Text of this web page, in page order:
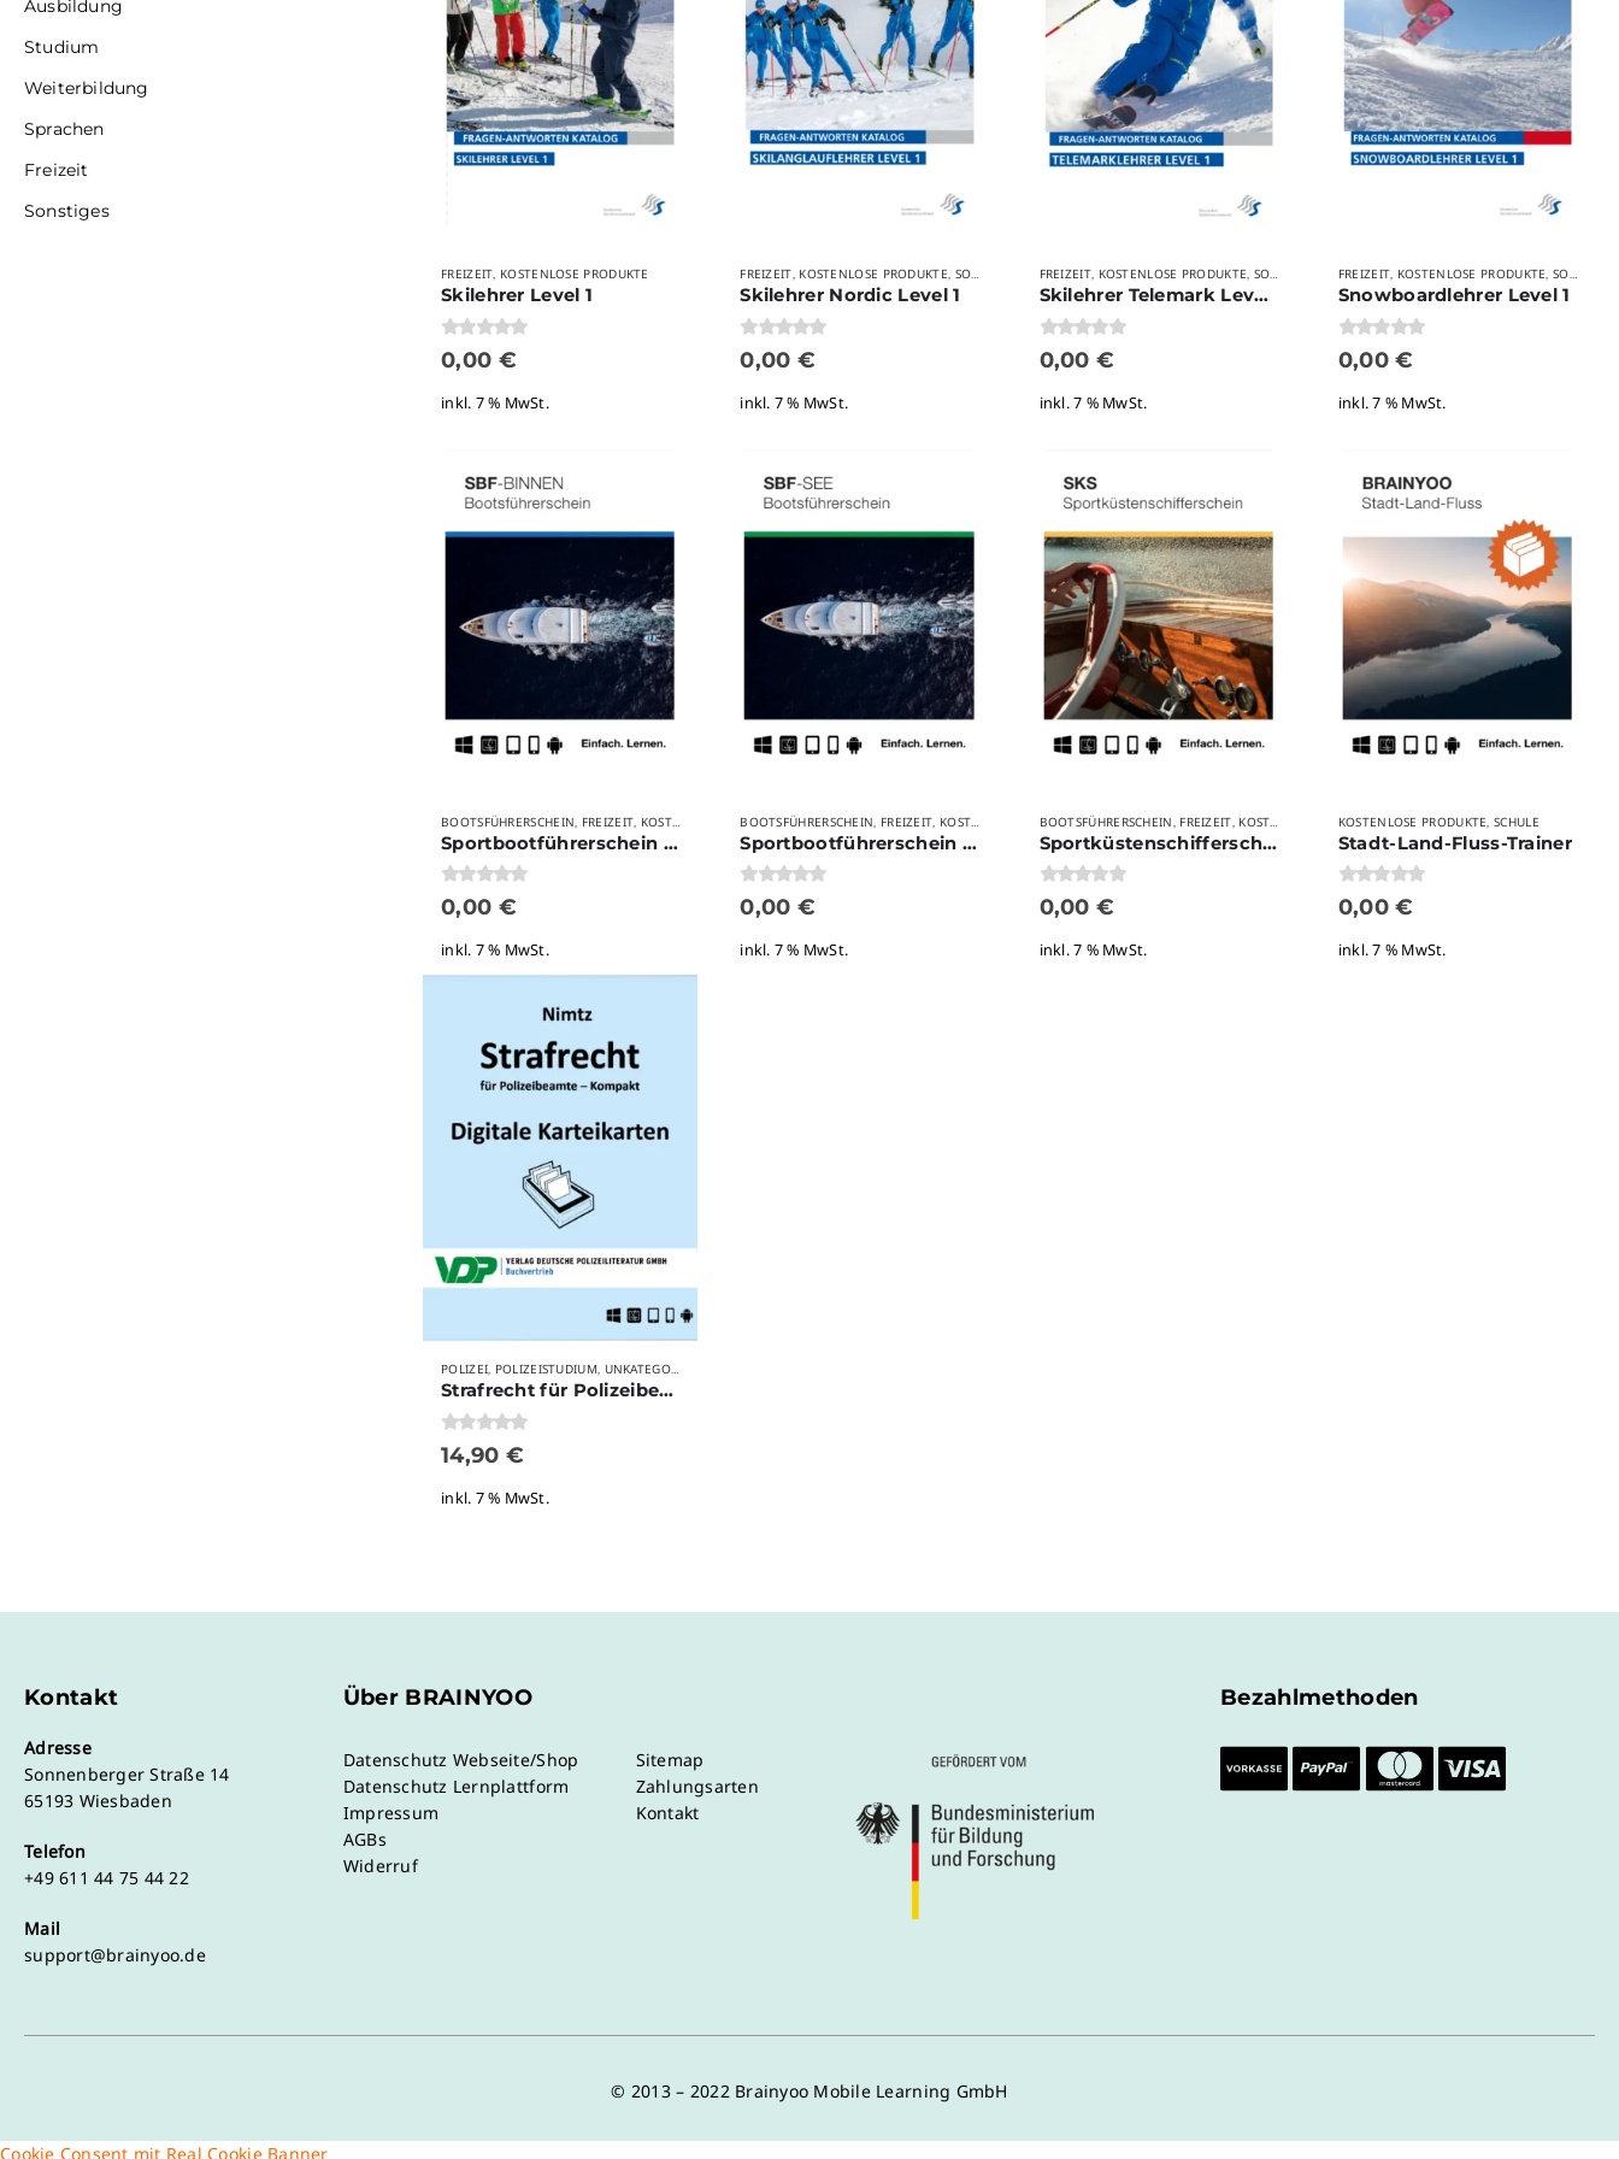
FREIZEIT, KOSTENLOSE PRODUKTE
Skilehrer Level 1
0von 5
0,00 €
inkl. 7 % MwSt.
FREIZEIT, KOSTENLOSE PRODUKTE, SONSTIGES
Skilehrer Nordic Level 1
0von 5
0,00 €
inkl. 7 % MwSt.
FREIZEIT, KOSTENLOSE PRODUKTE, SONSTIGES
Skilehrer Telemark Level 1
0von 5
0,00 €
inkl. 7 % MwSt.
FREIZEIT, KOSTENLOSE PRODUKTE,SONSTIGES
Snowboardlehrer Level 1
0von 5
0,00€
inkl. 7 % MwSt.
BOOTSFÜHRERSCHEIN, FREIZEIT, KOSTENLOSE PRODUKTE ,SONSTIGES
Sportbootführerschein Binnen Prüfungsfragen
0von 5
0,00 €
inkl. 7 % MwSt.
BOOTSFÜHRERSCHEIN, FREIZEIT, KOSTENLOSE PRODUKTE
Sportbootführerschein See Prüfungsfragen
0von 5
0,00 €
inkl. 7 % MwSt.
BOOTSFÜHRERSCHEIN, FREIZEIT, KOSTENLOSE PRODUKTE
Sportküstenschifferschein (SKS)
0von 5
0,00 €
inkl. 7 % MwSt.
KOSTENLOSE PRODUKTE,SCHULE
Stadt-Land-Fluss-Trainer
0von 5
0,00€
inkl. 7 % MwSt.
POLIZEI, POLIZEISTUDIUM, UNKATEGORISIERT
Strafrecht für Polizeibeamte – Kompakt
0 von 5
14,90 €
inkl. 7 % MwSt.
Ausbildung
Studium
Weiterbildung
Sprachen
Freizeit
Sonstiges
Kontakt
Adresse
Sonnenberger Straße 14
65193 Wiesbaden
Telefon
+49 611 44 75 44 22
Mail
support@brainyoo.de
Über BRAINYOO
Datenschutz Webseite/Shop
Datenschutz Lernplattform
Impressum
AGBs
Widerruf
Sitemap
Zahlungsarten
Kontakt
Bezahlmethoden
© 2013 – 2022 Brainyoo Mobile Learning GmbH
Cookie Consent mit Real Cookie Banner